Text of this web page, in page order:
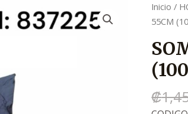
Inicio /
55CM
₡